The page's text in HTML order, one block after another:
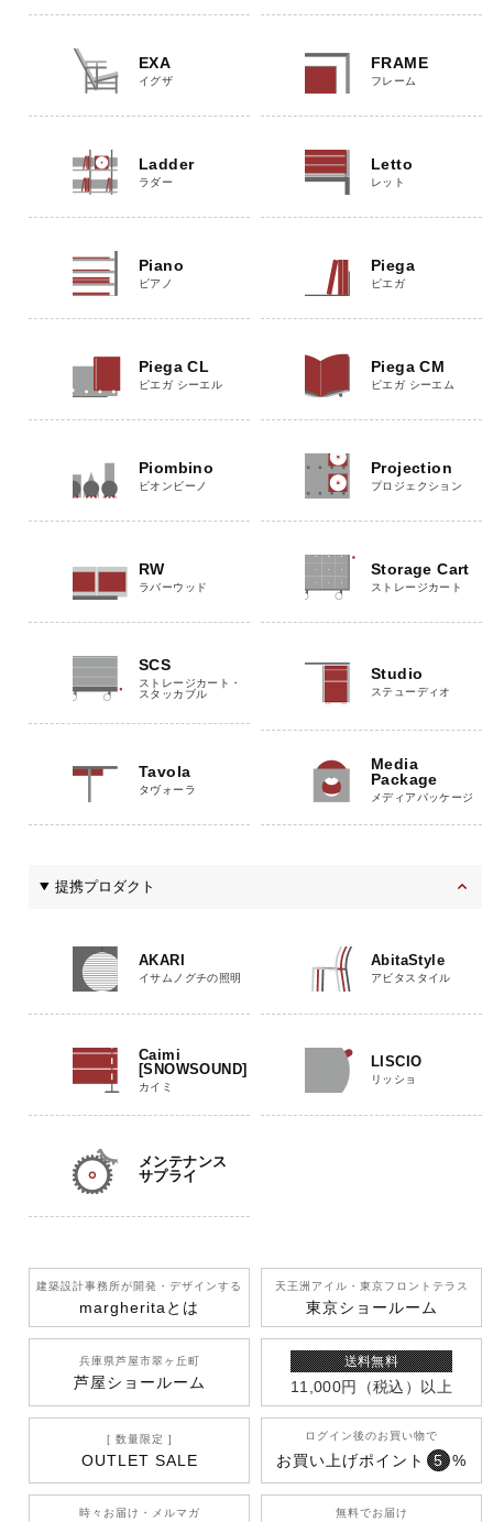
EXA
イグザ
FRAME
フレーム
Ladder
ラダー
Letto
レット
Piano
ピアノ
Piega
ピエガ
Piega CL
ピエガ シーエル
Piega CM
ピエガ シーエム
Piombino
ピオンビーノ
Projection
プロジェクション
RW
ラバーウッド
Storage Cart
ストレージカート
SCS
ストレージカート・
スタッカブル
Studio
ステューディオ
Tavola
タヴォーラ
Media
Package
メディアパッケージ
提携プロダクト
AKARI
イサムノグチの照明
AbitaStyle
アビタスタイル
Caimi
[SNOWSOUND]
カイミ
LISCIO
リッショ
メンテナンス
サプライ
建築設計事務所が開発 ・デザインする
margherita とは
天王洲アイル ・東京フロントテラス
東京ショールーム
兵庫県芦屋市翠ヶ丘町
芦屋ショールーム
送料無料
11,000円 （税込） 以上
[ 数量限定 ]
OUTLET SALE
ログイン後のお買い物で
お買い上げポイント 5 %
時々お届け・メルマガ 無料でお届け